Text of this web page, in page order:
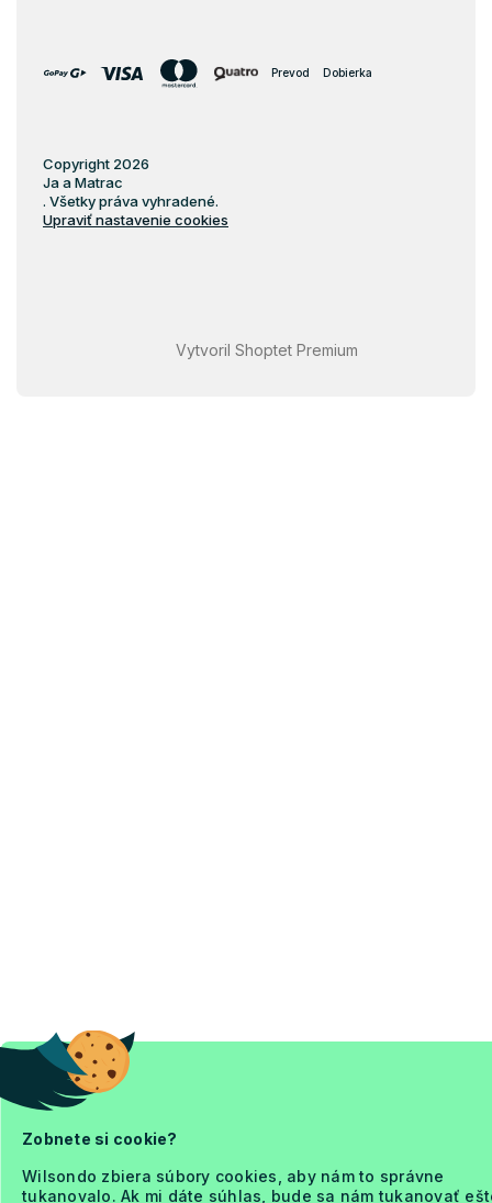
Zobnete si cookie?
Wilsondo zbiera súbory cookies, aby nám to správne
tukanovalo. Ak mi dáte súhlas, bude sa nám tukanovať
Prevod Dobierka
Vytvoril Shoptet Premium
Copyright 2026
Ja a Matrac
. Všetky práva vyhradené.
Upraviť nastavenie cookies